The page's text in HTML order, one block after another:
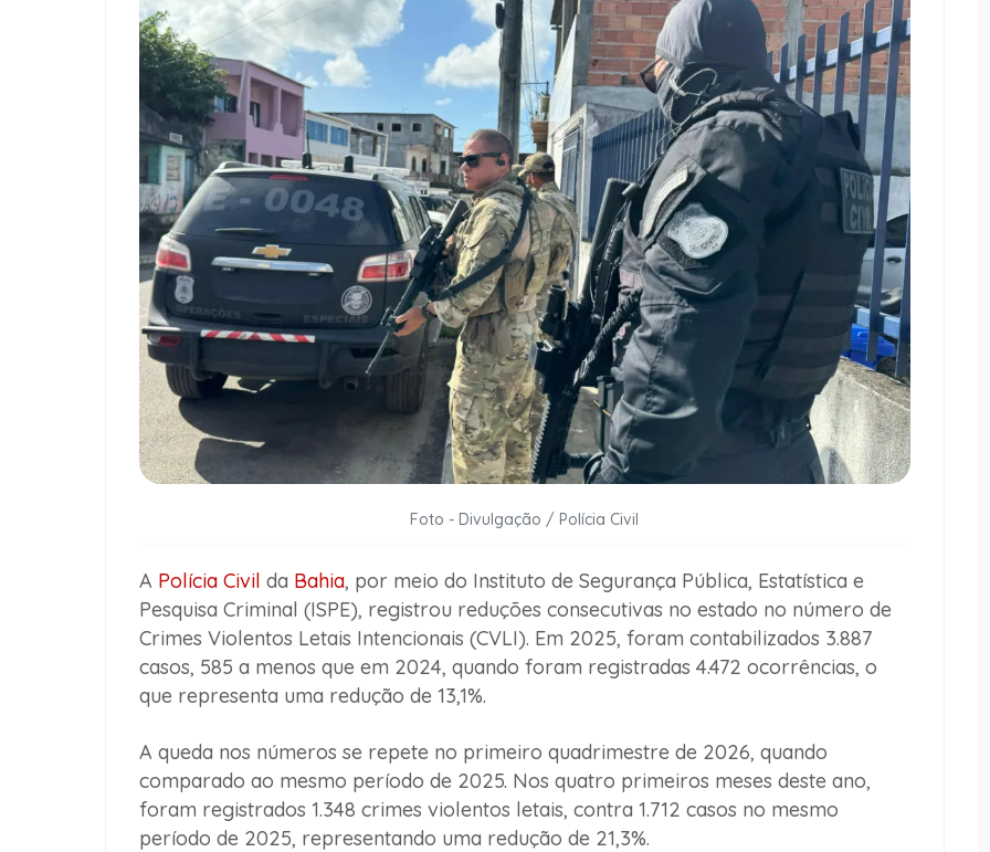
Foto - Divulgação / Polícia Civil
A Polícia Civil da Bahia, por meio do Instituto de Segurança Pública, Estatística e
Pesquisa Criminal (ISPE), registrou reduções consecutivas no estado no número de
Crimes Violentos Letais Intencionais (CVLI). Em 2025, foram contabilizados 3.887
casos, 585 a menos que em 2024, quando foram registradas 4.472 ocorrências, o
que representa uma redução de 13,1%.
A queda nos números se repete no primeiro quadrimestre de 2026, quando
comparado ao mesmo período de 2025. Nos quatro primeiros meses deste ano,
foram registrados 1.348 crimes violentos letais, contra 1.712 casos no mesmo
período de 2025, representando uma redução de 21,3%.